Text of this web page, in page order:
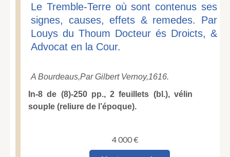
Le Tremble-Terre où sont contenus ses
signes, causes, effets & remedes. Par
Louys du Thoum Docteur és Droicts, &
Advocat en la Cour.
A Bourdeaus,Par Gilbert Vernoy,1616.
In-8 de (8)-250 pp., 2 feuillets (bl.), vélin
souple (reliure de l’époque).
4 000€
quantité